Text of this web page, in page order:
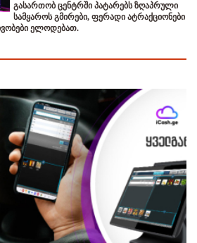
გასართობ ცენტრში პატარებს ზღაპრული
სამყაროს გმირები, ფერადი ატრაქციონები
ელოდებათ.